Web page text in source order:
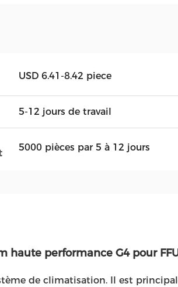
USD 6.41-8.42 piece
5-12 jours de travail
5000 pièces par 5 à 12 jours
haute performance G4 pour
de climatisation. Il est